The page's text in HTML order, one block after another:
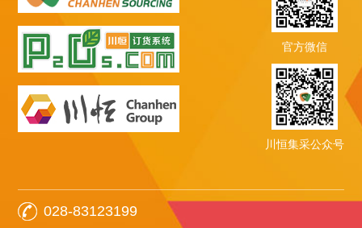
官方微信
川恒集采公众号
028-83123199